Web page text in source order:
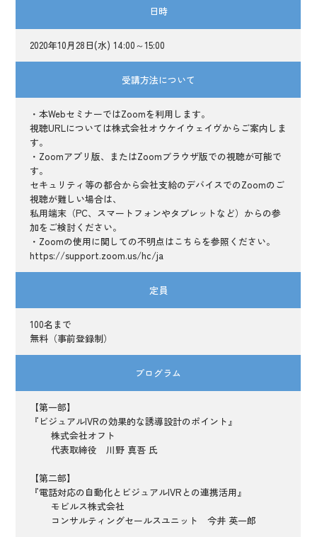
日時
2020年10月28日(水) 14:00～15:00
受講方法について
・本WebセミナーではZoomを利用します。
視聴URLについては株式会社オウケイウェイヴからご案内しま
す。
・Zoomアプリ版、またはZoomブラウザ版での視聴が可能で
す。
セキュリティ等の都合から会社支給のデバイスでのZoomのご
視聴が難しい場合は、
私用端末（PC、スマートフォンやタブレットなど）からの参
加をご検討ください。
・Zoomの使用に関しての不明点はこちらを参照ください。
https://support.zoom.us/hc/ja
定員
100名まで
無料（事前登録制）
プログラム
【第一部】
『ビジュアルIVRの効果的な誘導設計のポイント』
株式会社オフト
代表取締役 川野 真吾 氏
【第二部】
『電話対応の自動化とビジュアルIVRとの連携活用』
モビルス株式会社
コンサルティングセールスユニット 今井 英一郎